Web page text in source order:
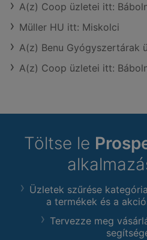
A(z) Coop üzletei itt:
Müller HU itt: Miskolci
A(z) Benu Gyógyszertárak
A(z) Coop üzletei itt:
Töltse le
Üzletek szűrése
a termékek és a
Tervezze meg